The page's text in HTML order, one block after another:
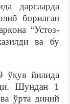
дарсларда
борилган
“Устоз-
ва бу
ўқув йилида
Шундан 1
ўрта диний